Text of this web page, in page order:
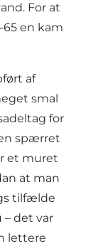
For at
en kam
af
smal
for
spærret
et muret
at man
tilfælde
det var
lettere